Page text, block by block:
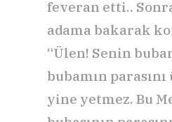
feveran etti..
adama bakarak
“Ülen! Senin
bubamın
yine yetmez. Bu